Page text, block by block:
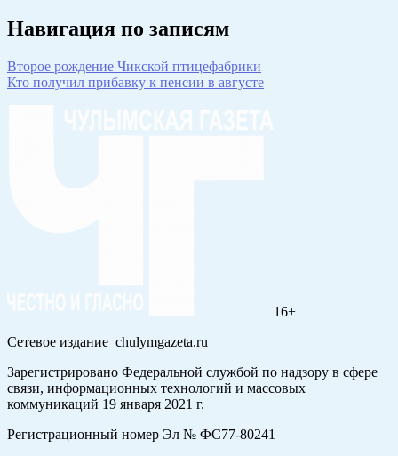
Навигация по записям
Второе рождение Чикской птицефабрики
Кто получил прибавку к пенсии в августе
16+
Сетевое издание chulymgazeta.ru
Зарегистрировано Федеральной службой по надзору в сфере
связи, информационных технологий и массовых
коммуникаций 19 января 2021 г.
Регистрационный номер Эл № ФС77-80241